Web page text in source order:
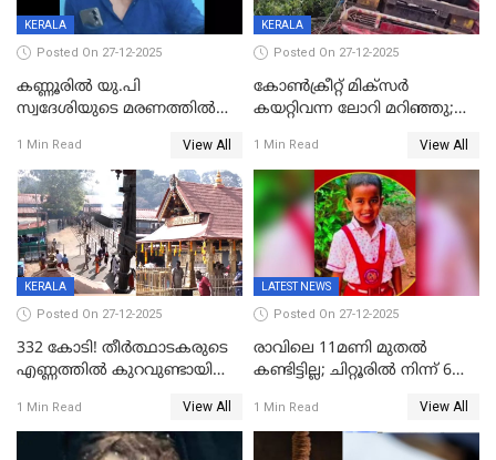
KERALA
Posted On 27-12-2025
കണ്ണൂരിൽ യു.പി
സ്വദേശിയുടെ മരണത്തിൽ
കേസ്; തർക്കമുണ്ടായത്
ഫേഷ്യലിന് 300 രൂപ
ആവശ്യപ്പെട്ടതിനെച്ചൊല്ലി
1 Min Read View All
KERALA
Posted On 27-12-2025
കോണ്‍ക്രീറ്റ് മിക്‌സര്‍
കയറ്റിവന്ന ലോറി മറിഞ്ഞു;
അപകടം കണ്ണൂരിൽ
1 Min Read View All
KERALA
Posted On 27-12-2025
332 കോടി! തീർത്ഥാടകരുടെ
എണ്ണത്തിൽ കുറവുണ്ടായിട്ടും
കുതിച്ചുയരുന്നു
1 Min Read View All
LATEST NEWS
Posted On 27-12-2025
രാവിലെ 11മണി മുതൽ
കണ്ടിട്ടില്ല; ചിറ്റൂരിൽ നിന്ന് 6
1 Min Read View All